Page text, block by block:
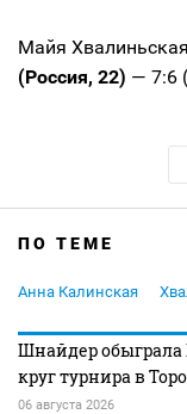
Майя
(Россия, 22) — 7:6
ПО ТЕМЕ
Анна Калинская
Шнайдер
круг турнира в
06 августа 2026